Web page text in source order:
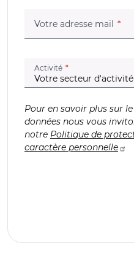
Votre adresse mail
Activité (champ
Pour en savoir plus sur
données nous vous
notre Politique de
caractère personnelle